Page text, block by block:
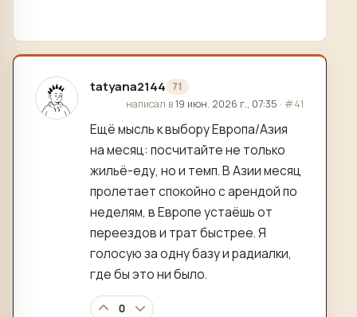
tatyana2144 71
отредактировано
написал в19 июн. 2026 г., 07:35 · #41
Ещё мысль к выбору Европа/Азия
на месяц: посчитайте не только
жильё-еду, но и темп. В Азии месяц
пролетает спокойно с арендой по
неделям, в Европе устаёшь от
переездов и трат быстрее. Я
голосую за одну базу и радиалки,
где бы это ни было.
0